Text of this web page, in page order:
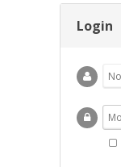
Login